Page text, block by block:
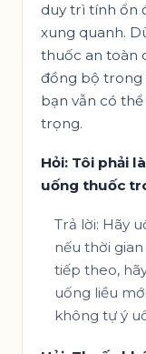
duy trì tính ổn
xung quanh.
thuốc an toàn
đồng bộ trong
bạn vẫn có
trọng.
Hỏi: Tôi phải
uống thuốc
Trả lời: Hãy
nếu thời
tiếp theo,
uống liều
không tự ý